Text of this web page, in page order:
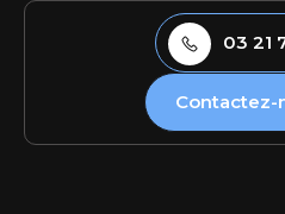
03 21
Contactez-